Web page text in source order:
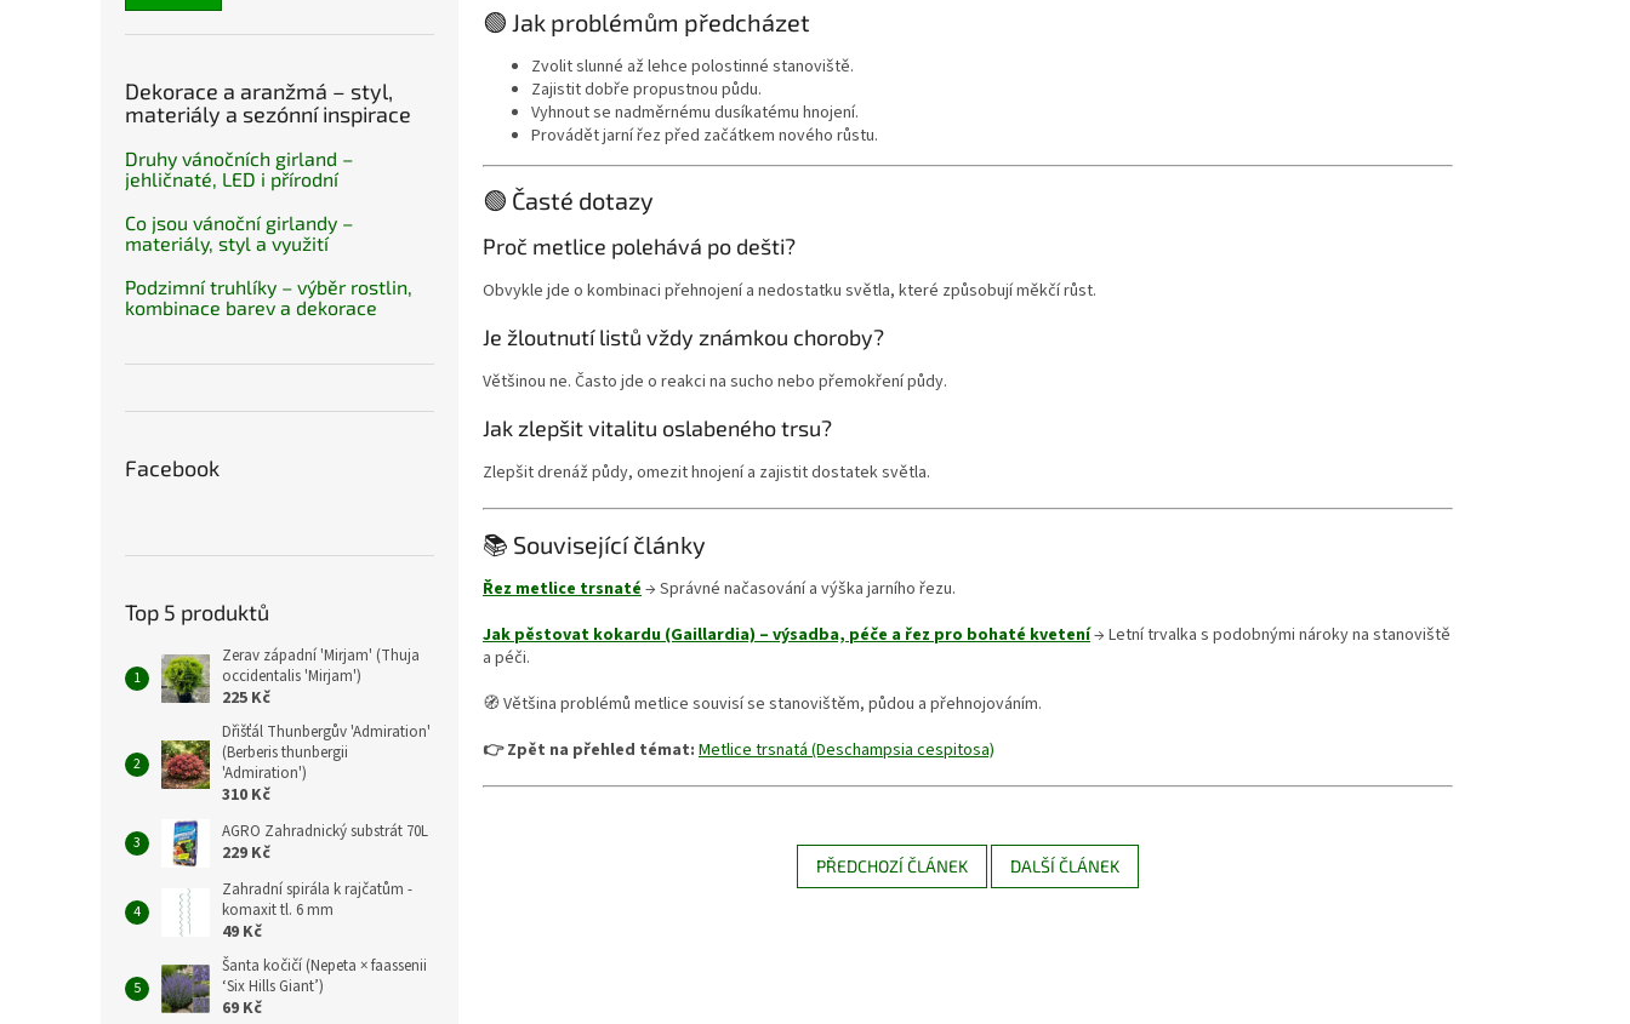
Dekorace a aranžmá – styl,
materiály a sezónní inspirace
Druhy vánočních girland –
jehličnaté, LED i přírodní
Co jsou vánoční girlandy –
materiály, styl a využití
Podzimní truhlíky – výběr rostlin,
kombinace barev a dekorace
Facebook
Top 5 produktů
Zerav západní 'Mirjam' (Thuja
occidentalis 'Mirjam')
225 Kč
Dřišťál Thunbergův 'Admiration'
(Berberis thunbergii
'Admiration')
310 Kč
AGRO Zahradnický substrát 70L
229 Kč
Zahradní spirála k rajčatům -
komaxit tl. 6 mm
49 Kč
Šanta kočičí (Nepeta × faassenii
‘Six Hills Giant’)
69 Kč
🟢 Jak problémům předcházet
Zvolit slunné až lehce polostinné stanoviště.
Zajistit dobře propustnou půdu.
Vyhnout se nadměrnému dusíkatému hnojení.
Provádět jarní řez před začátkem nového růstu.
🟢 Časté dotazy
Proč metlice polehává po dešti?
Obvykle jde o kombinaci přehnojení a nedostatku světla, které způsobují měkčí růst.
Je žloutnutí listů vždy známkou choroby?
Většinou ne. Často jde o reakci na sucho nebo přemokření půdy.
Jak zlepšit vitalitu oslabeného trsu?
Zlepšit drenáž půdy, omezit hnojení a zajistit dostatek světla.
📚 Související články
Řez metlice trsnaté → Správné načasování a výška jarního řezu.
Jak pěstovat kokardu (Gaillardia) – výsadba, péče a řez pro bohaté kvetení→ Letní trvalka s podobnými nároky na stanoviště
a péči.
🧭 Většina problémů metlice souvisí se stanovištěm, půdou a přehnojováním.
👉 Zpět na přehled témat: Metlice trsnatá (Deschampsia cespitosa)
PŘEDCHOZÍ ČLÁNEK DALŠÍ ČLÁNEK